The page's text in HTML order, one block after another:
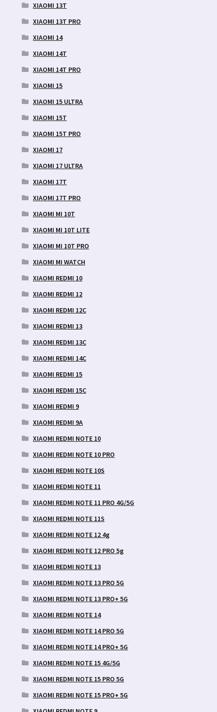
XIAOMI 13T
XIAOMI 13T PRO
XIAOMI 14
XIAOMI 14T
XIAOMI 14T PRO
XIAOMI 15
XIAOMI 15 ULTRA
XIAOMI 15T
XIAOMI 15T PRO
XIAOMI 17
XIAOMI 17 ULTRA
XIAOMI 17T
XIAOMI 17T PRO
XIAOMI MI 10T
XIAOMI MI 10T LITE
XIAOMI MI 10T PRO
XIAOMI MI WATCH
XIAOMI REDMI 10
XIAOMI REDMI 12
XIAOMI REDMI 12C
XIAOMI REDMI 13
XIAOMI REDMI 13C
XIAOMI REDMI 14C
XIAOMI REDMI 15
XIAOMI REDMI 15C
XIAOMI REDMI 9
XIAOMI REDMI 9A
XIAOMI REDMI NOTE 10
XIAOMI REDMI NOTE 10 PRO
XIAOMI REDMI NOTE 10S
XIAOMI REDMI NOTE 11
XIAOMI REDMI NOTE 11 PRO 4G/5G
XIAOMI REDMI NOTE 11S
XIAOMI REDMI NOTE 12 4g
XIAOMI REDMI NOTE 12 PRO 5g
XIAOMI REDMI NOTE 13
XIAOMI REDMI NOTE 13 PRO 5G
XIAOMI REDMI NOTE 13 PRO+ 5G
XIAOMI REDMI NOTE 14
XIAOMI REDMI NOTE 14 PRO 5G
XIAOMI REDMI NOTE 14 PRO+ 5G
XIAOMI REDMI NOTE 15 4G/5G
XIAOMI REDMI NOTE 15 PRO 5G
XIAOMI REDMI NOTE 15 PRO+ 5G